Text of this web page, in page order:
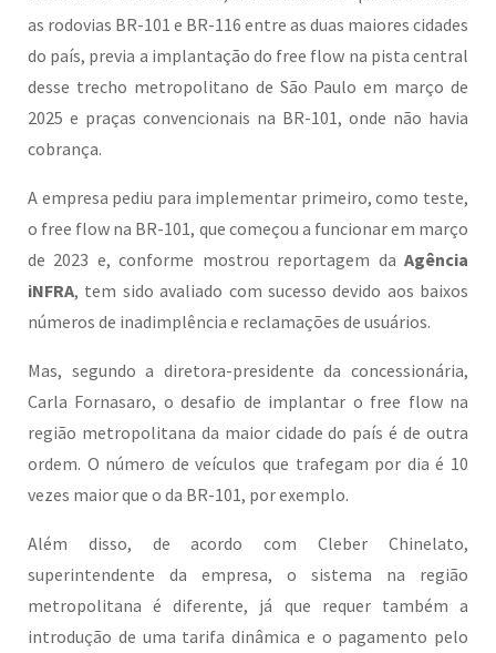
as rodovias BR-101 e BR-116 entre as duas maiores cidades
do país, previa a implantação do free flow na pista central
desse trecho metropolitano de São Paulo em março de
2025 e praças convencionais na BR-101, onde não havia
cobrança.
A empresa pediu para implementar primeiro, como teste,
o free flow na BR-101, que começou a funcionar em março
de 2023 e, conforme mostrou reportagem da Agência
iNFRA, tem sido avaliado com sucesso devido aos baixos
números de inadimplência e reclamações de usuários.
Mas, segundo a diretora-presidente da concessionária,
Carla Fornasaro, o desafio de implantar o free flow na
região metropolitana da maior cidade do país é de outra
ordem. O número de veículos que trafegam por dia é 10
vezes maior que o da BR-101, por exemplo.
Além disso, de acordo com Cleber Chinelato,
superintendente da empresa, o sistema na região
metropolitana é diferente, já que requer também a
introdução de uma tarifa dinâmica e o pagamento pelo